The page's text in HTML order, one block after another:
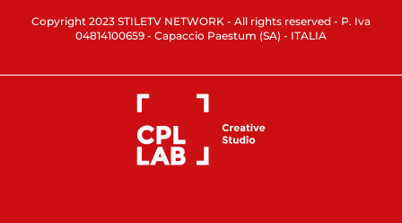
Copyright 2023 STILETV NETWORK - All rights reserved - P. Iva
04814100659 - Capaccio Paestum (SA) - ITALIA